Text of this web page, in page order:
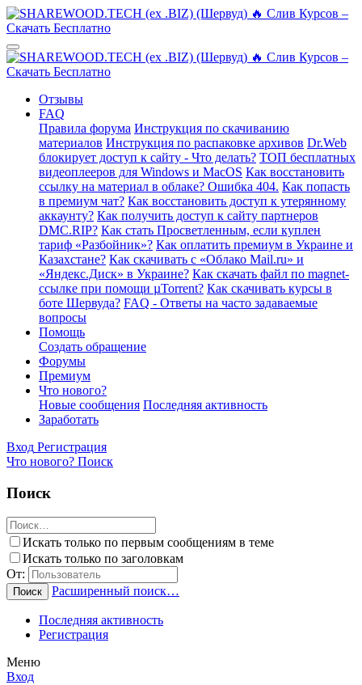
Отзывы
FAQ
Правила форума Инструкция по скачиванию
материалов Инструкция по распаковке архивов Dr.Web
блокирует доступ к сайту - Что делать? ТОП бесплатных
видеоплееров для Windows и MacOS Как восстановить
ссылку на материал в облаке? Ошибка 404. Как попасть
в премиум чат? Как восстановить доступ к утерянному
аккаунту? Как получить доступ к сайту партнеров
DMC.RIP? Как стать Просветленным, если куплен
тариф «Разбойник»? Как оплатить премиум в Украине и
Казахстане? Как скачивать с «Облако Mail.ru» и
«Яндекс.Диск» в Украине? Как скачать файл по magnet-
ссылке при помощи µTorrent? Как скачивать курсы в
боте Шервуда? FAQ - Ответы на часто задаваемые
вопросы
Помощь
Создать обращение
Форумы
Премиум
Что нового?
Новые сообщения Последняя активность
Заработать
Вход Регистрация
Что нового? Поиск
Поиск
Искать только по первым сообщениям в теме
Искать только по заголовкам
От:
Поиск Расширенный поиск…
Последняя активность
Регистрация
Меню
Вход